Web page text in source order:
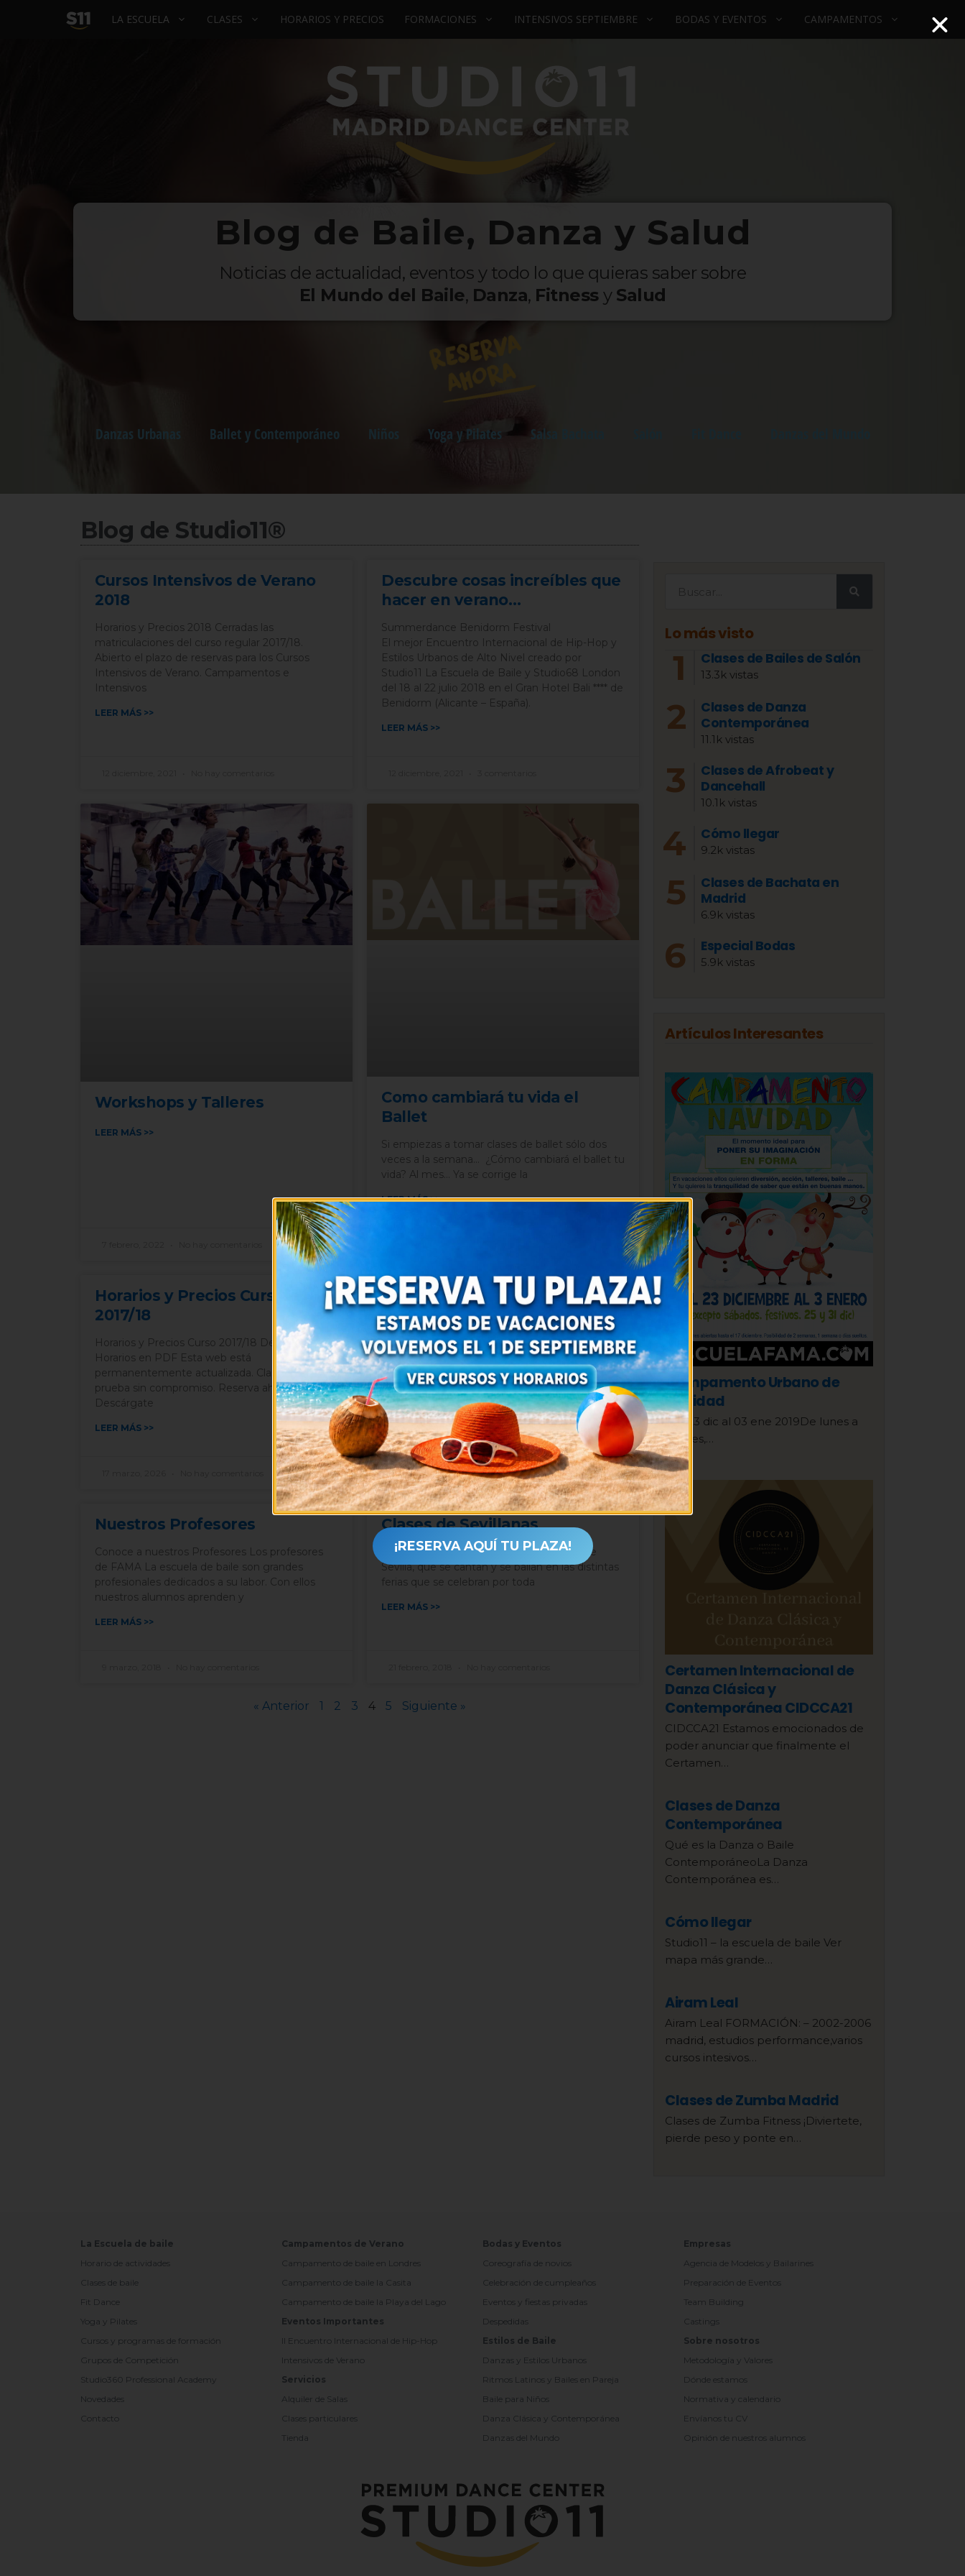
INICIOLA ESCUELA CLASES HORARIOS Y PRECIOS FORMACIONES INTENSIVOS SEPTIEMBRE BODAS Y EVENTOS CAMPAMENTOS
Blog de Baile, Danza y Salud
Noticias de actualidad, eventos y todo lo que quieras saber sobre
El Mundo del Baile, Danza, Fitness y Salud
Danzas Urbanas Ballet y Contemporáneo Niños Yoga y Pilates Salsa Bachata
Blog de Studio11®
Cursos Intensivos de Verano
2018
Horarios y Precios 2018 Cerradas las
matriculaciones del curso regular 2017/18.
Abierto el plazo de reservas para los Cursos
Intensivos de Verano. Campamentos e
Intensivos
LEER MÁS >>
Descubre cosas increíbles que
hacer en verano…
Summerdance Benidorm Festival
El mejor Encuentro Internacional de Hip-Hop y
Estilos Urbanos de Alto Nivel creado por
Studio11 La Escuela de Baile y Studio68 London
del 18 al 22 julio 2018 en el Gran Hotel Bali **** de
Benidorm (Alicante – España).
LEER MÁS >>
Workshops y Talleres
LEER MÁS >>
Como cambiará tu vida el
Ballet
Si empiezas a tomar clases de ballet sólo dos
veces a la semana… ¿Cómo cambiará el ballet tu
vida? Al mes… Ya se corrige la
LEER MÁS >>
Horarios y Precios Curso
2017/18
Horarios y Precios Curso 2017/18 Descarga los
Horarios en PDF Esta web está
permanentemente actualizada. Clases de
prueba sin compromiso. Reserva ahora tu plaza.
Descárgate
LEER MÁS >>
Studio11, la Escuela de Baile
que siempre has soñado
FAMA, posiblemente la escuela de baile más
famosa del Mundo… ► Por la calidad de
nuestros profesores, ► Porque cuidamos del
mejor ambiente, ► Porque
LEER MÁS >>
17 marzo, 2026 No hay comentarios
Nuestros Profesores
Conoce a nuestros Profesores Los profesores
de FAMA La escuela de baile son grandes
profesionales dedicados a su labor. Con ellos
nuestros alumnos aprenden y
LEER MÁS >>
Clases de Sevillanas
Las sevillanas son un cante y baile típico de
Sevilla, que se cantan y se bailan en las distintas
ferias que se celebran por toda
LEER MÁS >>
« Anterior 1 2 3 4 5 Siguiente »
Lo más visto
Clases de Bailes de Salón
13.3k vistas
Clases de Danza
Contemporánea
11.1k vistas
Clases de Afrobeat y
Dancehall
10.1k vistas
Cómo llegar
9.2k vistas
Clases de Bachata en
Madrid
6.9k vistas
Especial Bodas
5.9k vistas
Artículos Interesantes
Campamento Urbano de
Navidad
Del 23 dic al 03 ene 2019De lunes a
viernes,…
Certamen Internacional de
Danza Clásica y
Contemporánea CIDCCA21
CIDCCA21 Estamos emocionados de
poder anunciar que finalmente el
Certamen…
Clases de Danza
Contemporánea
Qué es la Danza o Baile
ContemporáneoLa Danza
Contemporánea es…
Cómo llegar
Studio11 – la escuela de baile Ver
mapa más grande…
Airam Leal
Airam Leal FORMACIÓN: – 2002-2006
madrid, estudios performance,varios
cursos intesivos…
Clases de Zumba Madrid
Clases de Zumba Fitness ¡Diviertete,
pierde peso y ponte en…
La Escuela de baile
Horario de actividades
Clases de baile
Fit Dance
Yoga y Pilates
Cursos y programas de formación
Grupos de Competición
Studio360 Professional Academy
Novedades
Contacto
Campamentos de Verano
Campamento de baile en Londres
Campamento de baile la Casita
Campamento de baile la Playa del Lago
Eventos Importantes
II Encuentro Internacional de Hip-Hop
Intensivos de Verano
Servicios
Alquiler de Salas
Clases particulares
Tienda
Bodas y Eventos
Coreografía de novios
Celebración de cumpleaños
Eventos y fiestas privadas
Despedidas
Estilos de Baile
Danzas y Estilos Urbanos
Ritmos Latinos y Bailes en Pareja
Baile para Niños
Danza Clásica y Contemporánea
Danzas del Mundo
Empresas
Agencia de Modelos y Bailarines
Preparación de Eventos
Team Building
Castings
Sobre nosotros
Metodología y Valores
Dónde estamos
Normativa y calendario
Envíanos tu CV
Opinión de nuestros alumnos
¡RESERVA AQUÍ TU PLAZA!